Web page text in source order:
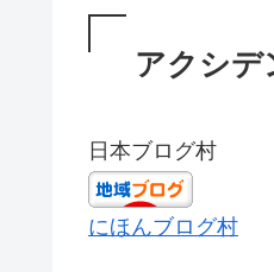
アクシデ
日本ブログ村
にほんブログ村